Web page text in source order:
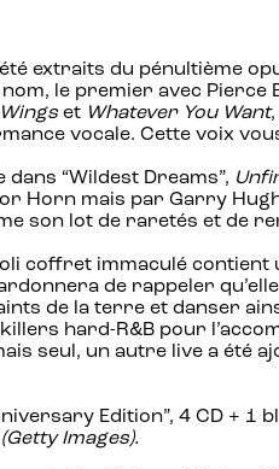
extraits du pénultième
le premier avec Pierce
et Whatever You Want
vocale. Cette voix
“Wildest Dreams”,
Horn mais par Garry
son lot de raretés et de
coffret immaculé
de rappeler
de la terre et danser
hard-R&B pour
seul, un autre live a été
Edition”, 4 CD + 1
Images).